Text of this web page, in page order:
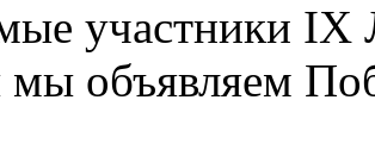
участники IX
мы объявляем